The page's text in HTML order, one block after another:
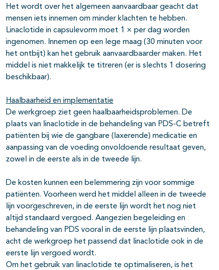
Het wordt over het algemeen aanvaardbaar geacht dat
mensen iets innemen om minder klachten te hebben.
Linaclotide in capsulevorm moet 1 × per dag worden
ingenomen. Innemen op een lege maag (30 minuten voor
het ontbijt) kan het gebruik aanvaardbaarder maken. Het
middel is niet makkelijk te titreren (er is slechts 1 dosering
beschikbaar).
Haalbaarheid en implementatie
De werkgroep ziet geen haalbaarheidsproblemen. De
plaats van linaclotide in de behandeling van PDS-C betreft
patiënten bij wie de gangbare (laxerende) medicatie en
aanpassing van de voeding onvoldoende resultaat geven,
zowel in de eerste als in de tweede lijn.
De kosten kunnen een belemmering zijn voor sommige
patiënten. Voorheen werd het middel alleen in de tweede
lijn voorgeschreven, in de eerste lijn wordt het nog niet
altijd standaard vergoed. Aangezien begeleiding en
behandeling van PDS vooral in de eerste lijn plaatsvinden,
acht de werkgroep het passend dat linaclotide ook in de
eerste lijn vergoed wordt.
Om het gebruik van linaclotide te optimaliseren, is het